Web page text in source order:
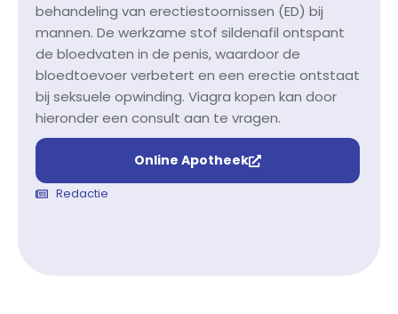
behandeling van erectiestoornissen (ED) bij
mannen. De werkzame stof sildenafil ontspant
de bloedvaten in de penis, waardoor de
bloedtoevoer verbetert en een erectie ontstaat
bij seksuele opwinding. Viagra kopen kan door
hieronder een consult aan te vragen.
Online Apotheek
Redactie